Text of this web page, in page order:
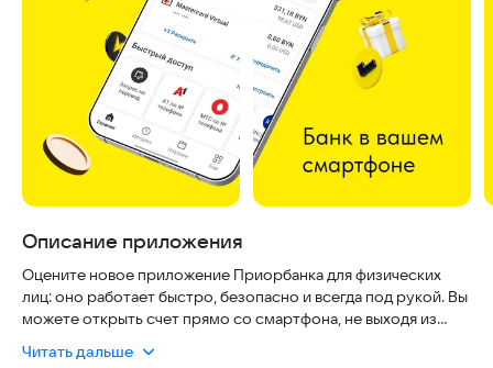
Описание приложения
Оцените новое приложение Приорбанка для физических
лиц: оно работает быстро, безопасно и всегда под рукой. Вы
можете открыть счет прямо со смартфона, не выходя из
технологиями.
Читать дальше